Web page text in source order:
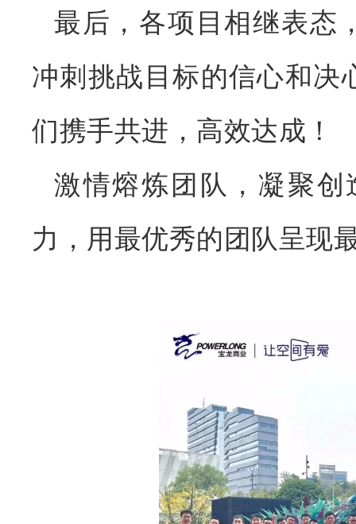
最后，各项目相继表态
冲刺挑战目标的信心和决
们携手共进，高效达成！
激情熔炼团队，凝聚
力，用最优秀的团队呈现